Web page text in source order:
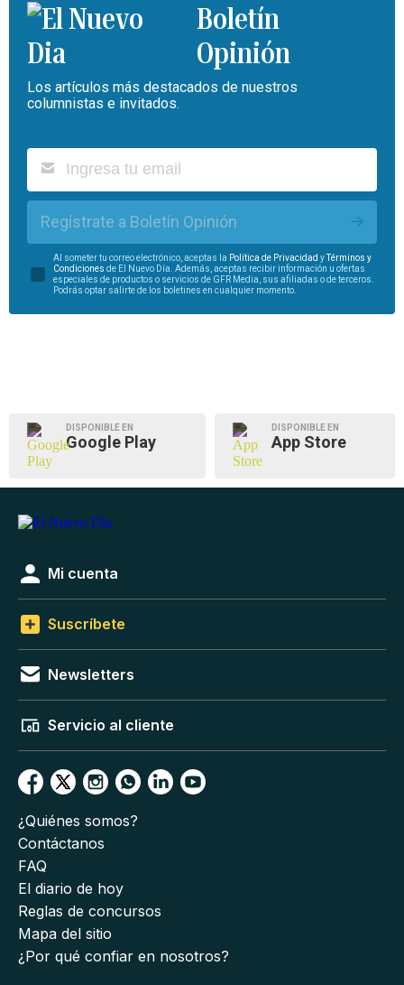
Boletín
Opinión
Los artículos más destacados de nuestros
columnistas e invitados.
Regístrate a Boletín Opinión
Al someter tu correo electrónico, aceptas la Política de Privacidad yTérminos y
Condiciones de El Nuevo Día. Además, aceptas recibir información u ofertas
especiales de productos o servicios de GFR Media, sus afiliadas o de terceros.
Podrás optar salirte de los boletines en cualquier momento.
DISPONIBLE EN
Google Play
DISPONIBLE EN
App Store
Mi cuenta
Suscríbete
Newsletters
Servicio al cliente
¿Quiénes somos?
Contáctanos
FAQ
El diario de hoy
Reglas de concursos
Mapa del sitio
¿Por qué confiar en nosotros?